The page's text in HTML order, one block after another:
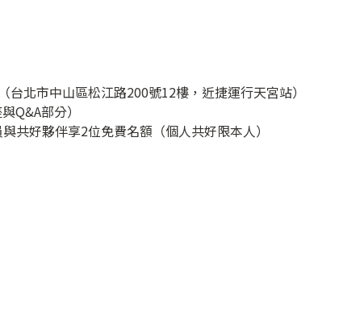
台北市中山區松江路200號12樓，近捷運行天宮站）
Q&A部分）
共好夥伴享2位免費名額（個人共好限本人）